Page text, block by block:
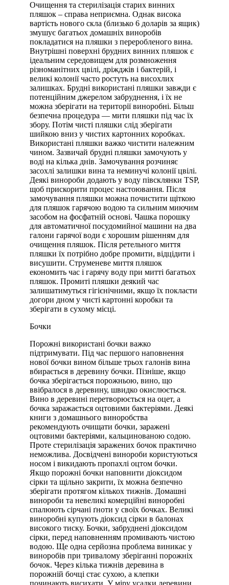
Очищення та стерилізація старих винних
пляшок – справа неприємна. Однак висока
вартість нового скла (близько 6 доларів за ящик)
змушує багатьох домашніх виноробів
покладатися на пляшки з переробленого вина.
Внутрішні поверхні брудних винних пляшок є
ідеальним середовищем для розмноження
різноманітних цвілі, дріжджів і бактерій, і
великі колонії часто ростуть на висохлих
залишках. Брудні використані пляшки завжди є
потенційним джерелом забруднення, і їх не
можна зберігати на території виноробні. Більш
безпечна процедура — мити пляшки під час їх
збору. Потім чисті пляшки слід зберігати
шийкою вниз у чистих картонних коробках.
Використані пляшки важко чистити належним
чином. Зазвичай брудні пляшки замочують у
воді на кілька днів. Замочування розчиняє
засохлі залишки вина та неминучі колонії цвілі.
Деякі винороби додають у воду півсклянки TSP,
щоб прискорити процес настоювання. Після
замочування пляшки можна почистити щіткою
для пляшок гарячою водою та сильним миючим
засобом на фосфатній основі. Чашка порошку
для автоматичної посудомийної машини на два
галони гарячої води є хорошим рішенням для
очищення пляшок. Після ретельного миття
пляшки їх потрібно добре промити, відцідити і
висушити. Струменеве миття пляшок
економить час і гарячу воду при митті багатьох
пляшок. Промиті пляшки деякий час
залишатимуться гігієнічними, якщо їх покласти
догори дном у чисті картонні коробки та
зберігати в сухому місці.
Бочки
Порожні використані бочки важко
підтримувати. Під час першого наповнення
нової бочки вином більше трьох галонів вина
вбирається в деревину бочки. Пізніше, якщо
бочка зберігається порожньою, вино, що
ввібралося в деревину, швидко окислюється.
Вино в деревині перетворюється на оцет, а
бочка заражається оцтовими бактеріями. Деякі
книги з домашнього виноробства
рекомендують очищати бочки, заражені
оцтовими бактеріями, кальцинованою содою.
Проте стерилізація заражених бочок практично
неможлива. Досвідчені винороби користуються
носом і викидають пропахлі оцтом бочки.
Якщо порожні бочки наповнити діоксидом
сірки та щільно закрити, їх можна безпечно
зберігати протягом кількох тижнів. Домашні
винороби та невеликі комерційні виноробні
спалюють сірчані ґноти у своїх бочках. Великі
виноробні купують діоксид сірки в балонах
високого тиску. Бочки, забруднені діоксидом
сірки, перед наповненням промивають чистою
водою. Ще одна серйозна проблема виникає у
виноробів при тривалому зберіганні порожніх
бочок. Через кілька тижнів деревина в
порожній бочці стає сухою, а клепки